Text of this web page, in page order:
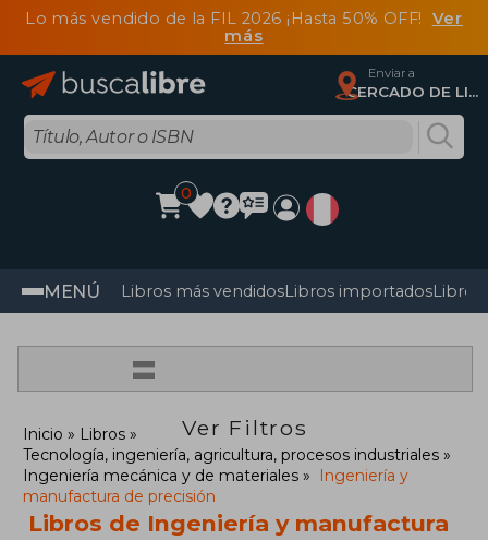
Lo más vendido de la FIL 2026 ¡Hasta 50% OFF! Ver
más
Enviar a
CERCADO DE LIMA, Lima
0
MENÚ Libros más vendidosLibros importadosLibros
=
Ver Filtros
Inicio
Libros
Tecnología, ingeniería, agricultura, procesos industriales
Ingeniería mecánica y de materiales
Ingeniería y
manufactura de precisión
Libros de Ingeniería y manufactura